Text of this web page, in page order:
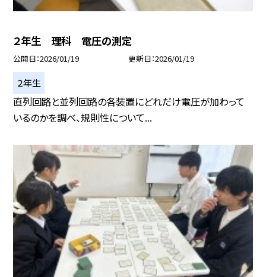
２年生 理科 電圧の測定
公開日 2026/01/19 更新日 2026/01/19
２年生
直列回路と並列回路の各装置にどれだけ電圧が加わって
いるのかを調べ、規則性について...